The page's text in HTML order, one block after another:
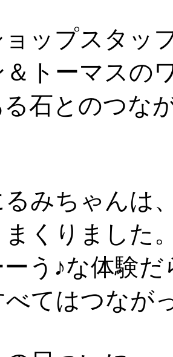
ップスタッ
トーマスの
石とのつな
みちゃんは
くりました
う♪な体験
べてはつなが